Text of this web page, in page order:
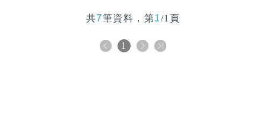
共7筆資料，第1/1頁
1